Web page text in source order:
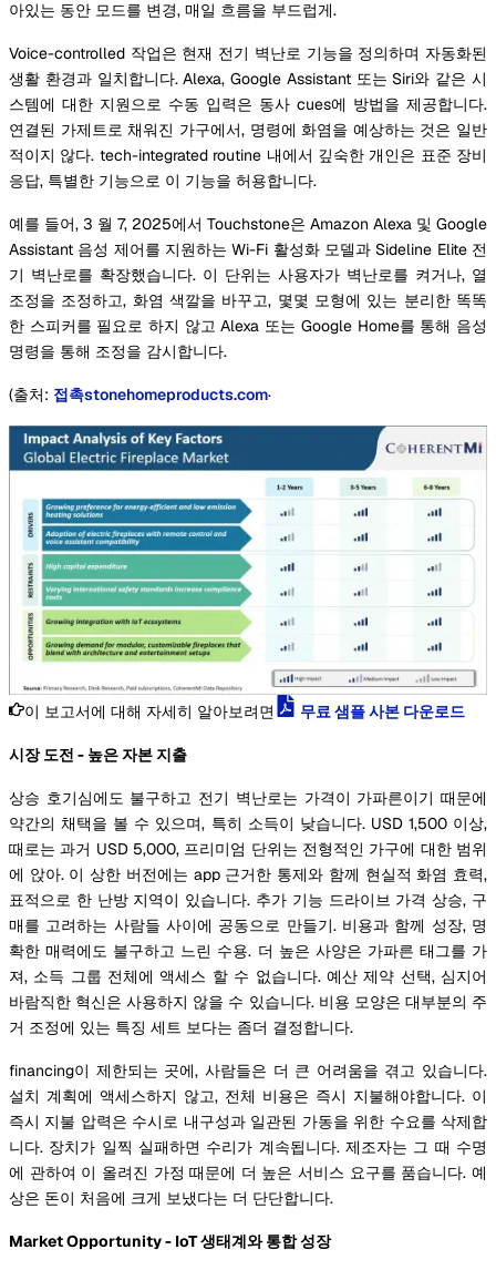
아있는 동안 모드를 변경, 매일 흐름을 부드럽게.
Voice-controlled 작업은 현재 전기 벽난로 기능을 정의하며 자동화된
생활 환경과 일치합니다. Alexa, Google Assistant 또는 Siri와 같은 시
스템에 대한 지원으로 수동 입력은 동사 cues에 방법을 제공합니다.
연결된 가제트로 채워진 가구에서, 명령에 화염을 예상하는 것은 일반
적이지 않다. tech-integrated routine 내에서 깊숙한 개인은 표준 장비
응답, 특별한 기능으로 이 기능을 허용합니다.
예를 들어, 3 월 7, 2025에서 Touchstone은 Amazon Alexa 및 Google
Assistant 음성 제어를 지원하는 Wi-Fi 활성화 모델과 Sideline Elite 전
기 벽난로를 확장했습니다. 이 단위는 사용자가 벽난로를 켜거나, 열
조정을 조정하고, 화염 색깔을 바꾸고, 몇몇 모형에 있는 분리한 똑똑
한 스피커를 필요로 하지 않고 Alexa 또는 Google Home를 통해 음성
명령을 통해 조정을 감시합니다.
(출처: 접촉stonehomeproducts.com·
이 보고서에 대해 자세히 알아보려면 무료 샘플 사본 다운로드
시장 도전 - 높은 자본 지출
상승 호기심에도 불구하고 전기 벽난로는 가격이 가파른이기 때문에
약간의 채택을 볼 수 있으며, 특히 소득이 낮습니다. USD 1,500 이상,
때로는 과거 USD 5,000, 프리미엄 단위는 전형적인 가구에 대한 범위
에 앉아. 이 상한 버전에는 app 근거한 통제와 함께 현실적 화염 효력,
표적으로 한 난방 지역이 있습니다. 추가 기능 드라이브 가격 상승, 구
매를 고려하는 사람들 사이에 공동으로 만들기. 비용과 함께 성장, 명
확한 매력에도 불구하고 느린 수용. 더 높은 사양은 가파른 태그를 가
져, 소득 그룹 전체에 액세스 할 수 없습니다. 예산 제약 선택, 심지어
바람직한 혁신은 사용하지 않을 수 있습니다. 비용 모양은 대부분의 주
거 조정에 있는 특징 세트 보다는 좀더 결정합니다.
financing이 제한되는 곳에, 사람들은 더 큰 어려움을 겪고 있습니다.
설치 계획에 액세스하지 않고, 전체 비용은 즉시 지불해야합니다. 이
즉시 지불 압력은 수시로 내구성과 일관된 가동을 위한 수요를 삭제합
니다. 장치가 일찍 실패하면 수리가 계속됩니다. 제조자는 그 때 수명
에 관하여 이 올려진 가정 때문에 더 높은 서비스 요구를 품습니다. 예
상은 돈이 처음에 크게 보냈다는 더 단단합니다.
Market Opportunity - IoT 생태계와 통합 성장